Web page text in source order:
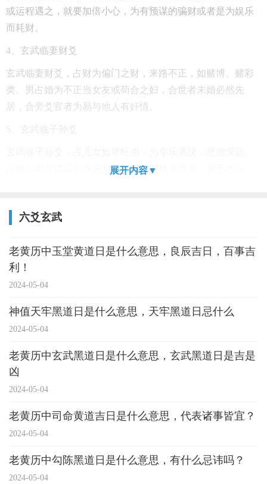
或运程遇之，就要加倍小心，为有预谋的骗财或者是为娱乐
而耗财。
4、玄武临妻财爻
玄武临妻财爻，占财为偏门之财，来路不正，如赌博、赌彩
类。男占婚为不正当女友或苟合之妇，合世者未婚必然先
居，合旁爻官者为易与他人有奸情。
5、玄武临子孙爻
占财则因奇谋异智而获利，如旺，则终有所成，衰无此运。
展开内容▼
六爻玄武
老黄历中玉堂黄道日是什么意思，良辰吉日，百事吉
利！
2024-05-04
神值天牢黑道日是什么意思，天牢黑道日忌什么
2024-05-04
老黄历中玄武黑道日是什么意思，玄武黑道日是吉是
凶
2024-05-04
老黄历中司命黄道吉日是什么意思，代表诸事皆宜？
2024-05-04
老黄历中勾陈黑道日是什么意思，有什么忌讳吗？
2024-05-04